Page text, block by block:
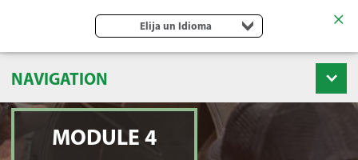
Elija un Idioma
NAVIGATION
MODULE 4